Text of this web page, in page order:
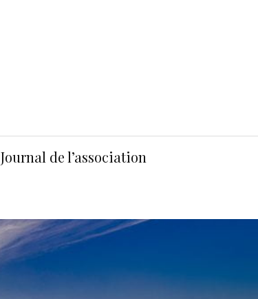
Journal de l’association